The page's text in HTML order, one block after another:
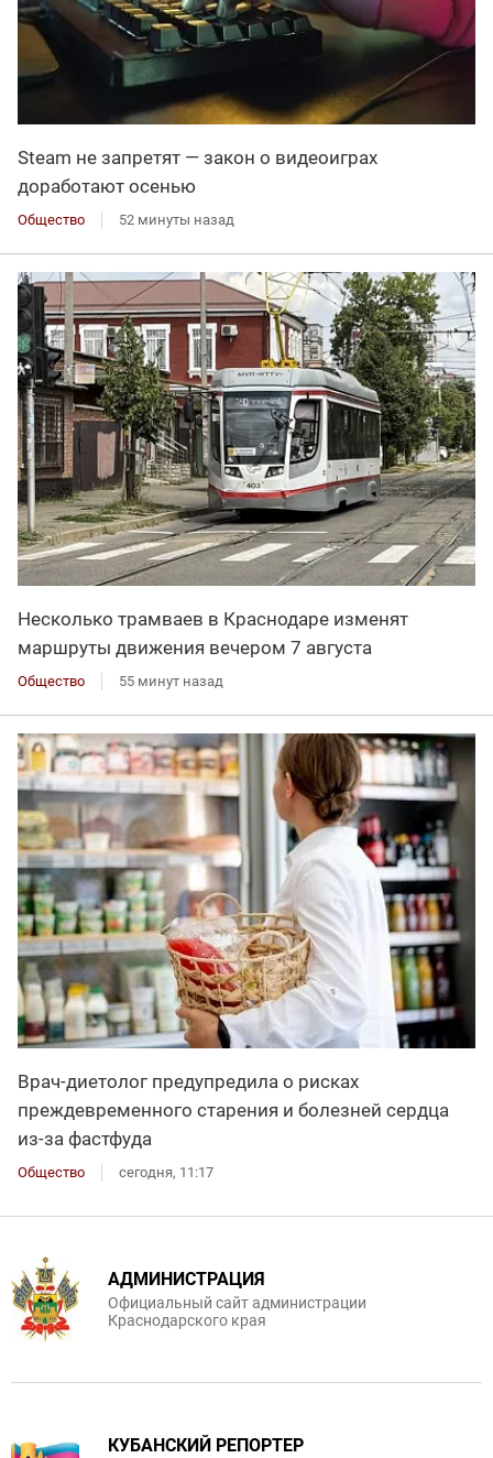
Steam не запретят — закон о видеоиграх
доработают осенью
Общество 52 минуты назад
Несколько трамваев в Краснодаре изменят
маршруты движения вечером 7 августа
Общество 55 минут назад
Врач-диетолог предупредила о рисках
преждевременного старения и болезней сердца
из-за фастфуда
Общество сегодня, 11:17
АДМИНИСТРАЦИЯ
Официальный сайт администрации
Краснодарского края
КУБАНСКИЙ РЕПОРТЕР